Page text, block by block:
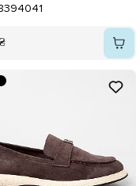
394041